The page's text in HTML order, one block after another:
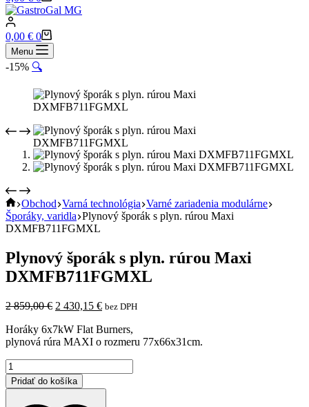
cart
Shopping
cart
0,00 € 0
Menu
-15% 🔍
Home
Obchod Varná technológia Varné zariadenia modulárne
Šporáky, varidla Plynový šporák s plyn. rúrou Maxi
DXMFB711FGMXL
Plynový šporák s plyn. rúrou Maxi
DXMFB711FGMXL
2 859,00€ Pôvodná
bola:
2
2 430,15 €Aktuálna
je:
2
bez DPH
Horáky 6x7kW Flat Burners,
plynová rúra MAXI o rozmeru 77x66x31cm.
množstvo
Plynový
šporák
Pridať do košíka